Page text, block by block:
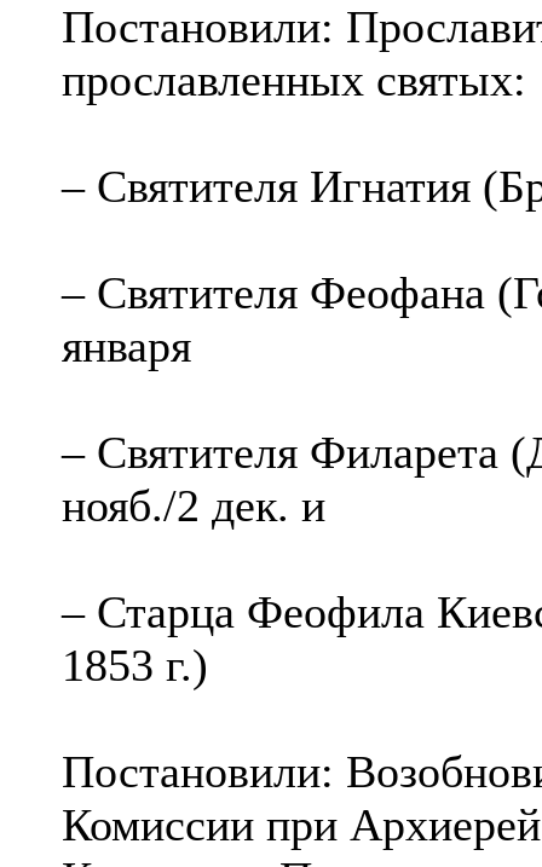
Постановили:
прославленных святых:
– Святителя Игнатия
– Святителя Феофана
января
– Святителя Филарета
нояб./2 дек. и
– Старца Феофила
1853 г.)
Постановили:
Комиссии при